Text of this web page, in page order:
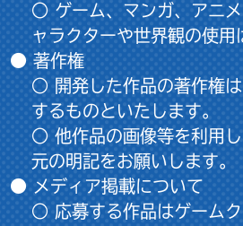
○ ゲーム、マンガ、アニ
ャラクターや世界観の使用
● 著作権
○ 開発した作品の著作権
するものといたします。
○ 他作品の画像等を利用
元の明記をお願いします。
● メディア掲載について
○ 応募する作品はゲーム